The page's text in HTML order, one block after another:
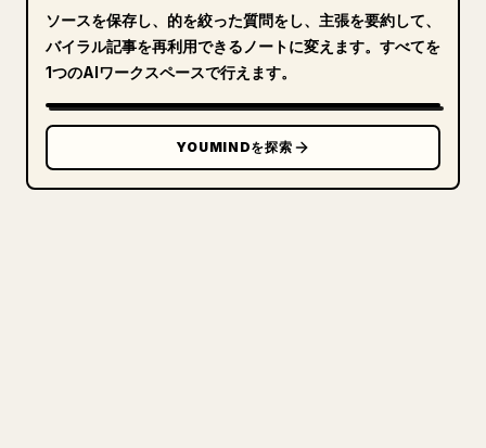
ソースを保存し、的を絞った質問をし、主張を要約して、
バイラル記事を再利用できるノートに変えます。すべてを
1つのAIワークスペースで行えます。
YOUMINDを探索